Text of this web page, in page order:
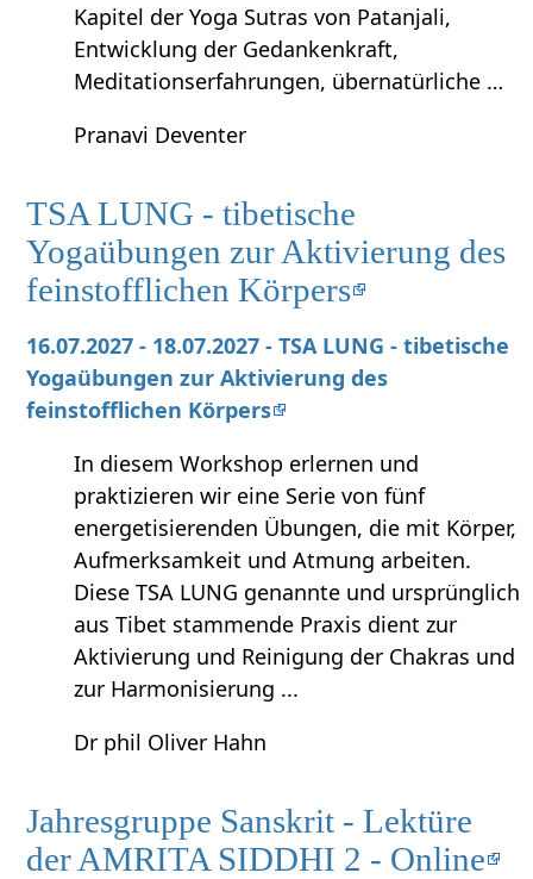
Kapitel der Yoga Sutras von Patanjali,
Entwicklung der Gedankenkraft,
Meditationserfahrungen, übernatürliche …
Pranavi Deventer
TSA LUNG - tibetische
Yogaübungen zur Aktivierung des
feinstofflichen Körpers
16.07.2027 - 18.07.2027 - TSA LUNG - tibetische
Yogaübungen zur Aktivierung des
feinstofflichen Körpers
In diesem Workshop erlernen und
praktizieren wir eine Serie von fünf
energetisierenden Übungen, die mit Körper,
Aufmerksamkeit und Atmung arbeiten.
Diese TSA LUNG genannte und ursprünglich
aus Tibet stammende Praxis dient zur
Aktivierung und Reinigung der Chakras und
zur Harmonisierung ...
Dr phil Oliver Hahn
Jahresgruppe Sanskrit - Lektüre
der AMRITA SIDDHI 2 - Online